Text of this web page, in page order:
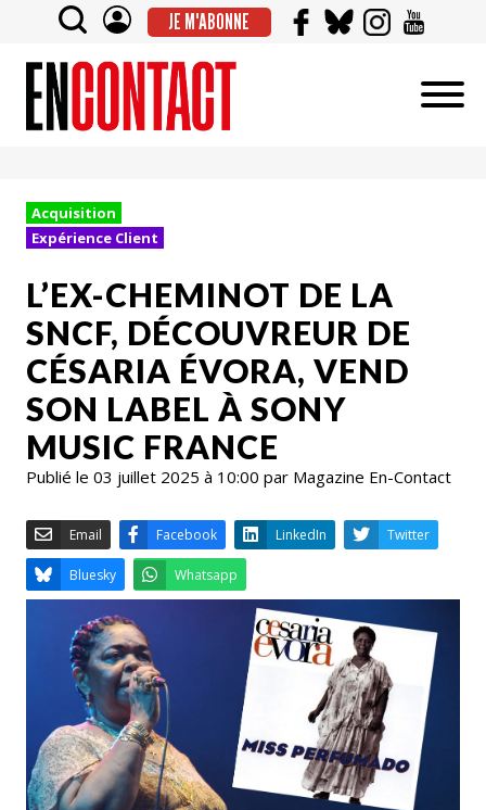
JE M'ABONNE
Acquisition
Expérience Client
L’EX-CHEMINOT DE LA
SNCF, DÉCOUVREUR DE
CÉSARIA ÉVORA, VEND
SON LABEL À SONY
MUSIC FRANCE
Publié le 03 juillet 2025 à 10:00 par Magazine En-Contact
Email Facebook LinkedIn
Bluesky Whatsapp